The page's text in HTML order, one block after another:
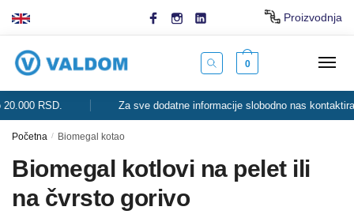
Proizvodnja
0
RSD. Za sve dodatne informacije slobodno nas
Početna / Biomegal kotao
Biomegal kotlovi na pelet ili
na čvrsto gorivo